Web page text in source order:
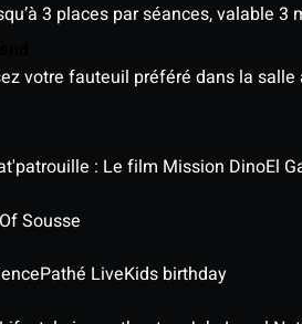
3 places par séances, valable
votre fauteuil préféré dans la
: Le film Mission Dino
Sousse
Pathé LiveKids birthday